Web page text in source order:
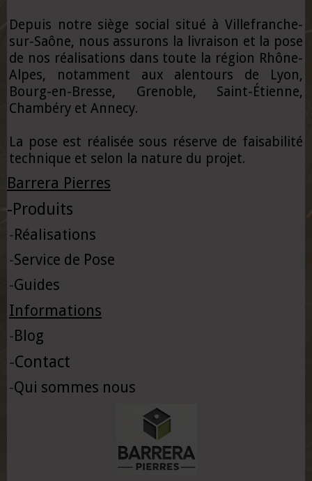
Depuis notre siège social situé à Villefranche-
sur-Saône, nous assurons la livraison et la pose
de nos réalisations dans toute la région Rhône-
Alpes, notamment aux alentours de Lyon,
Bourg-en-Bresse, Grenoble, Saint-Étienne,
Chambéry et Annecy.
La pose est réalisée sous réserve de faisabilité
technique et selon la nature du projet.
Barrera Pierres
-Produits
- Réalisations
-Service de Pose
-Guides
Informations
- Blog
-Contact
-Qui sommes nous